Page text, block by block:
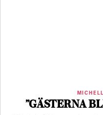
”GÄSTERNA